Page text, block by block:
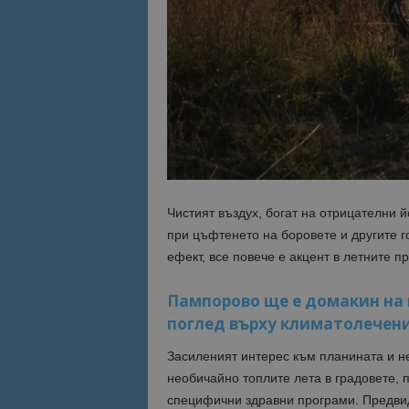
Чистият въздух, богат на
при цъфтенето на боровете и другите
ефект, все повече е акцент в летните
Пампорово ще е домакин на
поглед върху
Засиленият интерес към планината и
необичайно топлите лета в
специфични здравни програми.
Име
is_visitor_unique
_ga_WXPDN4HSCV
_ga
Име
sc_is_visitor_unique